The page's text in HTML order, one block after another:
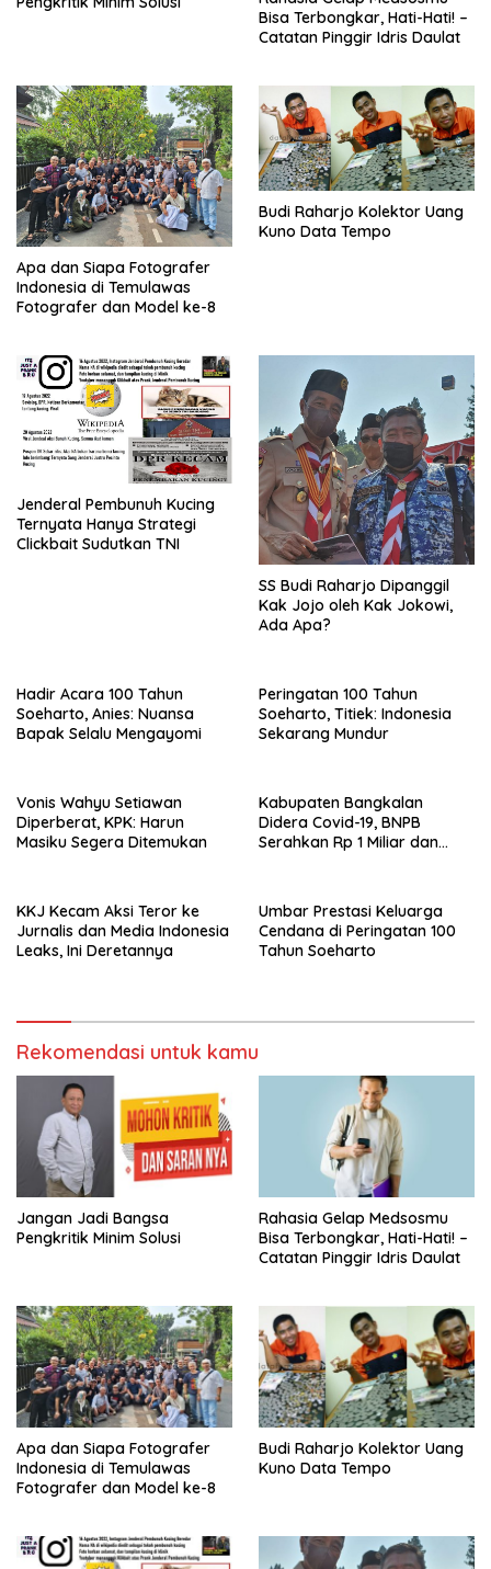
Bisa Terbongkar, Hati-Hati! –
Catatan Pinggir Idris Daulat
Apa dan Siapa Fotografer
Indonesia di Temulawas
Fotografer dan Model ke-8
Budi Raharjo Kolektor Uang
Kuno Data Tempo
Jenderal Pembunuh Kucing
Ternyata Hanya Strategi
Clickbait Sudutkan TNI
SS Budi Raharjo Dipanggil
Kak Jojo oleh Kak Jokowi,
Ada Apa?
Hadir Acara 100 Tahun
Soeharto, Anies: Nuansa
Bapak Selalu Mengayomi
Peringatan 100 Tahun
Soeharto, Titiek: Indonesia
Sekarang Mundur
Vonis Wahyu Setiawan
Diperberat, KPK: Harun
Masiku Segera Ditemukan
Kabupaten Bangkalan
Didera Covid-19, BNPB
Serahkan Rp 1 Miliar dan
KKJ Kecam Aksi Teror ke
Jurnalis dan Media Indonesia
Leaks, Ini Deretannya
Umbar Prestasi Keluarga
Cendana di Peringatan 100
Tahun Soeharto
Rekomendasi untuk kamu
Jangan Jadi Bangsa
Pengkritik Minim Solusi
Rahasia Gelap Medsosmu
Bisa Terbongkar, Hati-Hati! –
Catatan Pinggir Idris Daulat
Apa dan Siapa Fotografer
Indonesia di Temulawas
Fotografer dan Model ke-8
Budi Raharjo Kolektor Uang
Kuno Data Tempo